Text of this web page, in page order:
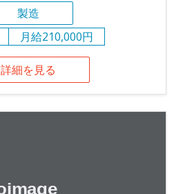
製造
月給210,000円
詳細を見る